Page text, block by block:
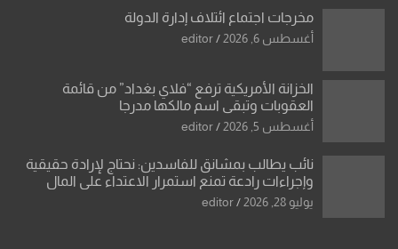
مخرجات اجتماع ائتلاف إدارة الدولة
أغسطس 6, 2026 editor
الخزانة الأمريكية ترفع “فلاي بغداد” من قائمة
العقوبات وتبقي اسم مالكها مدرجا
أغسطس 5, 2026 editor
نائب يطالب بمشانق للفاسدين: نحتاج لإرادة حقيقية
وإجراءات رادعة تمنع استمرار الاعتداء على المال
العام”.
يوليو 28, 2026 editor